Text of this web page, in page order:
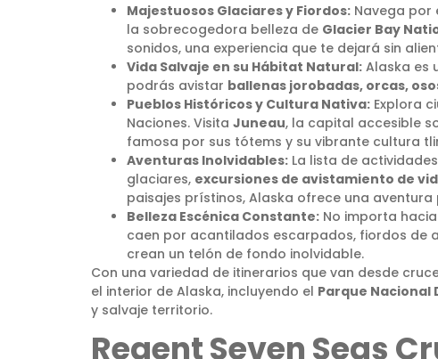
Majestuosos Glaciares y Fiordos: Navega por
la sobrecogedora belleza de Glacier Bay
sonidos, una experiencia que te dejará sin
Vida Salvaje en su Hábitat Natural: Alaska es
podrás avistar ballenas jorobadas, orcas,
Pueblos Históricos y Cultura Nativa: Explora
Naciones. Visita Juneau, la capital accesible
famosa por sus tótems y su vibrante cultura
Aventuras Inolvidables: La lista de
glaciares, excursiones de avistamiento de
paisajes prístinos, Alaska ofrece una
Belleza Escénica Constante: No importa
caen por acantilados escarpados, fiordos de
crean un telón de fondo inolvidable.
Con una variedad de itinerarios que van desde
el interior de Alaska, incluyendo el Parque Nacional
y salvaje territorio.
Regent Seven Seas